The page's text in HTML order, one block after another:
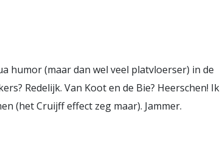
humor (maar dan wel veel platvloerser) in de
Redelijk. Van Koot en de Bie? Heerschen! Ik
(het Cruijff effect zeg maar). Jammer.